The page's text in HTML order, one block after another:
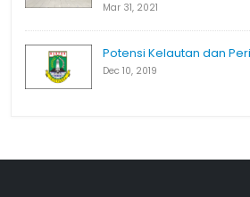
Mar 31, 2021
Potensi Kelautan dan
Dec 10, 2019